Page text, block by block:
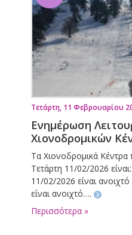
Τετάρτη, 11 Φεβρουαρίου
Ενημέρωση
Χιονοδρομικών
Τα Χιονοδρομικά
Τετάρτη 11/02/2026
11/02/2026 είναι
είναι ανοιχτό….
Περισσότερα »